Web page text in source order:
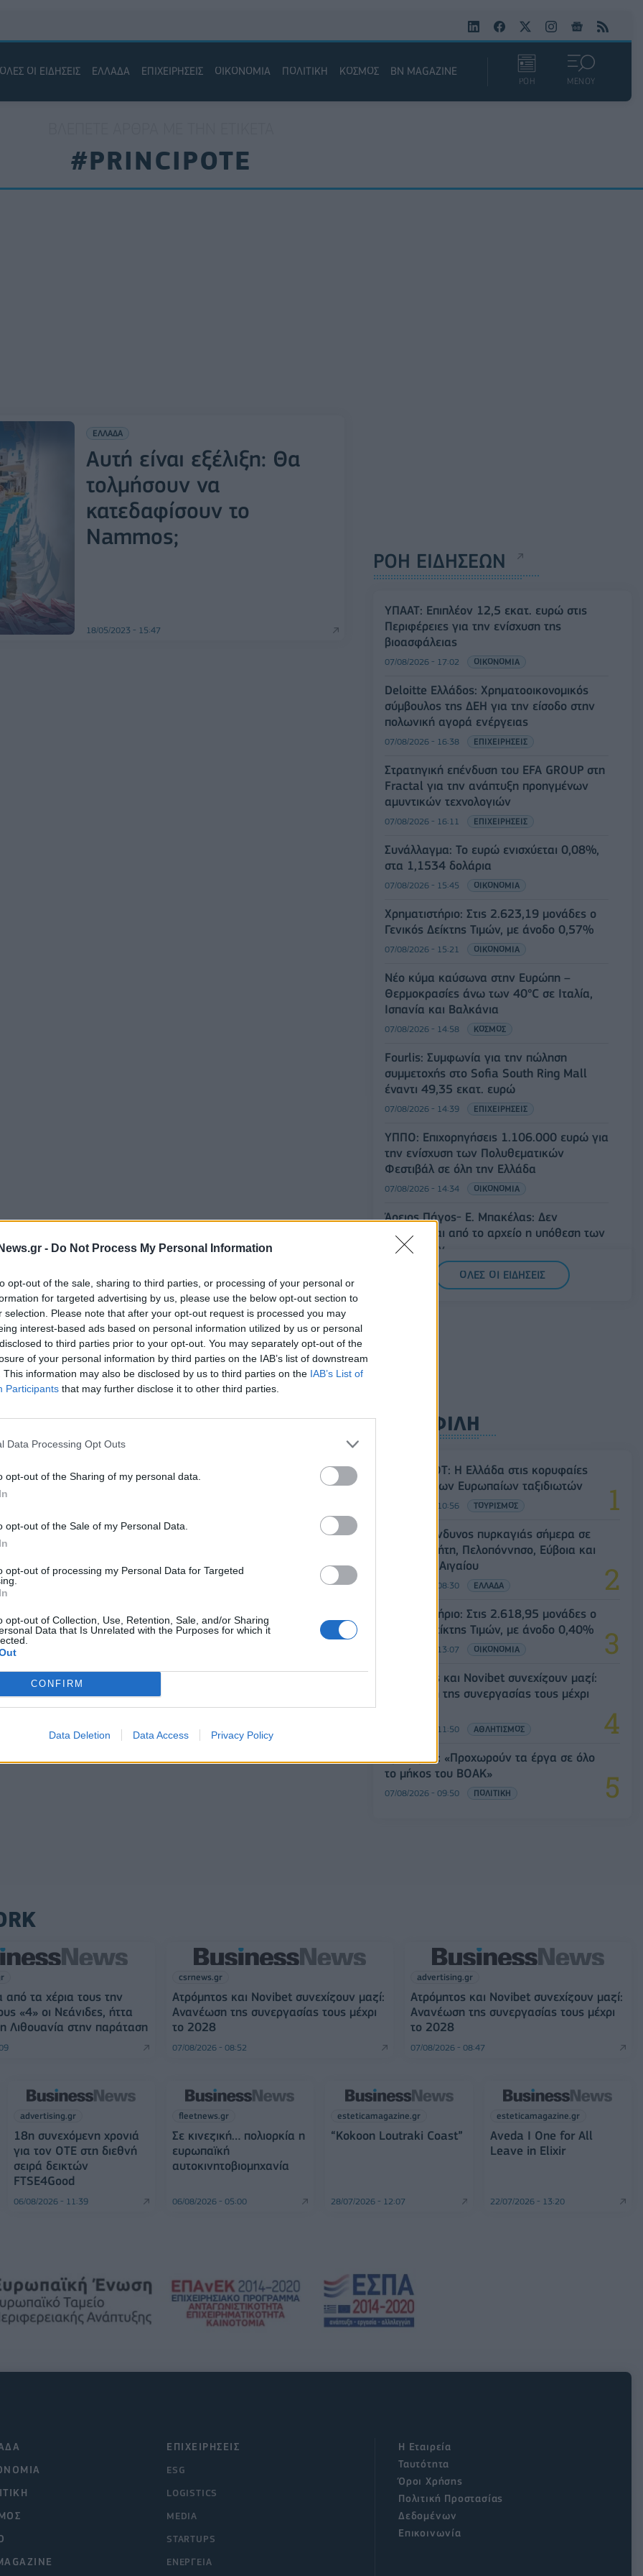
- Do Not Process My Personal Information
opt-out of the sale, sharing to third parties, or processing of your personal or
for targeted advertising by us, please use the below opt-out section to
selection. Please note that after your opt-out request is processed you may
interest-based ads based on personal information utilized by us or personal
to third parties prior to your opt-out. You may separately opt-out of the
of your personal information by third parties on the IAB’s list of downstream
This information may also be disclosed by us to third parties on the IAB’s List of
Participants that may further disclose it to other third parties.
Data Processing Opt Outs
opt-out of the Sharing of my personal data.
opt-out of the Sale of my Personal Data.
opt-out of processing my Personal Data for Targeted
opt-out of Collection, Use, Retention, Sale, and/or Sharing
Data that Is Unrelated with the Purposes for which it
CONFIRM
Data Deletion Data Access Privacy Policy
ΟΛΕΣ ΟΙ ΕΙΔΗΣΕΙΣ ΕΛΛΑΔΑ ΕΠΙΧΕΙΡΗΣΕΙΣ ΟΙΚΟΝΟΜΙΑ ΠΟΛΙΤΙΚΗ ΚΟΣΜΟΣ BN MAGAZINE
ΡΟΗ ΜΕΝΟΥ
#PRINCIPOTE
ΕΛΛΑΔΑ
Αυτή είναι εξέλιξη: Θα
τολμήσουν να
κατεδαφίσουν το
Nammos;
18/05/2023 - 15:47
ΡΟΗ ΕΙΔΗΣΕΩΝ
ΥΠΑΑΤ: Επιπλέον 12,5 εκατ. ευρώ στις
Περιφέρειες για την ενίσχυση της
βιοασφάλειας
07/08/2026 - 17:02 ΟΙΚΟΝΟΜΙΑ
Deloitte Ελλάδος: Χρηματοοικονομικός
σύμβουλος της ΔΕΗ για την είσοδο στην
πολωνική αγορά ενέργειας
07/08/2026 - 16:38 ΕΠΙΧΕΙΡΗΣΕΙΣ
Στρατηγική επένδυση του EFA GROUP στη
Fractal για την ανάπτυξη προηγμένων
αμυντικών τεχνολογιών
07/08/2026 - 16:11 ΕΠΙΧΕΙΡΗΣΕΙΣ
Συνάλλαγμα: Το ευρώ ενισχύεται 0,08%,
στα 1,1534 δολάρια
07/08/2026 - 15:45 ΟΙΚΟΝΟΜΙΑ
Χρηματιστήριο: Στις 2.623,19 μονάδες ο
Γενικός Δείκτης Τιμών, με άνοδο 0,57%
07/08/2026 - 15:21 ΟΙΚΟΝΟΜΙΑ
Νέο κύμα καύσωνα στην Ευρώπη –
Θερμοκρασίες άνω των 40°C σε Ιταλία,
Ισπανία και Βαλκάνια
07/08/2026 - 14:58 ΚΟΣΜΟΣ
Fourlis: Συμφωνία για την πώληση
συμμετοχής στο Sofia South Ring Mall
έναντι 49,35 εκατ. ευρώ
07/08/2026 - 14:39 ΕΠΙΧΕΙΡΗΣΕΙΣ
ΥΠΠΟ: Επιχορηγήσεις 1.106.000 ευρώ για
την ενίσχυση των Πολυθεματικών
Φεστιβάλ σε όλη την Ελλάδα
07/08/2026 - 14:34 ΟΙΚΟΝΟΜΙΑ
Άρειος Πάγος- Ε. Μπακέλας: Δεν
ανασύρεται από το αρχείο η υπόθεση των
υποκλοπών
07/08/2026 - 14:11 ΕΛΛΑΔΑ
ΟΛΕΣ ΟΙ ΕΙΔΗΣΕΙΣ
ΔΗΜΟΦΙΛΗ
Έρευνα ΕΟΤ: Η Ελλάδα στις κορυφαίες
επιλογές των Ευρωπαίων ταξιδιωτών
07/08/2026 - 10:56 ΤΟΥΡΙΣΜΟΣ
Υψηλός κίνδυνος πυρκαγιάς σήμερα σε
Αττική, Κρήτη, Πελοπόννησο, Εύβοια και
νησιά του Αιγαίου
07/08/2026 - 08:30 ΕΛΛΑΔΑ
Χρηματιστήριο: Στις 2.618,95 μονάδες ο
Γενικός Δείκτης Τιμών, με άνοδο 0,40%
07/08/2026 - 13:07 ΟΙΚΟΝΟΜΙΑ
Ατρόμητος και Novibet συνεχίζουν μαζί:
Ανανέωση της συνεργασίας τους μέχρι
07/08/2026 - 11:50 ΑΘΛΗΤΙΣΜΟΣ
Χρ. Δήμας: «Προχωρούν τα έργα σε όλο
το μήκος του ΒΟΑΚ»
07/08/2026 - 09:50 ΠΟΛΙΤΙΚΗ
τα χέρια τους την
«4» οι Νεάνιδες, ήττα
Λιθουανία στην παράταση
csrnews.gr
Ατρόμητος και Novibet συνεχίζουν μαζί:
Ανανέωση της συνεργασίας τους μέχρι
το 2028
07/08/2026 - 08:52
advertising.gr
Ατρόμητος και Novibet συνεχίζουν μαζί:
Ανανέωση της συνεργασίας τους μέχρι
το 2028
07/08/2026 - 08:47
advertising.gr
18η συνεχόμενη χρονιά
για τον ΟΤΕ στη διεθνή
σειρά δεικτών
FTSE4Good
06/08/2026 - 11:39
fleetnews.gr
Σε κινεζική… πολιορκία η
ευρωπαϊκή
αυτοκινητοβιομηχανία
06/08/2026 - 05:00
esteticamagazine.gr
“Kokoon Loutraki Coast”
28/07/2026 - 12:07
esteticamagazine.gr
Aveda I One for All
Leave in Elixir
22/07/2026 - 13:20
ΕΠΙΧΕΙΡΗΣΕΙΣ
ESG
LOGISTICS
MEDIA
STARTUPS
ΕΝΕΡΓΕΙΑ
Η Εταιρεία
Ταυτότητα
Όροι Χρήσης
Πολιτική Προστασίας
Δεδομένων
Επικοινωνία